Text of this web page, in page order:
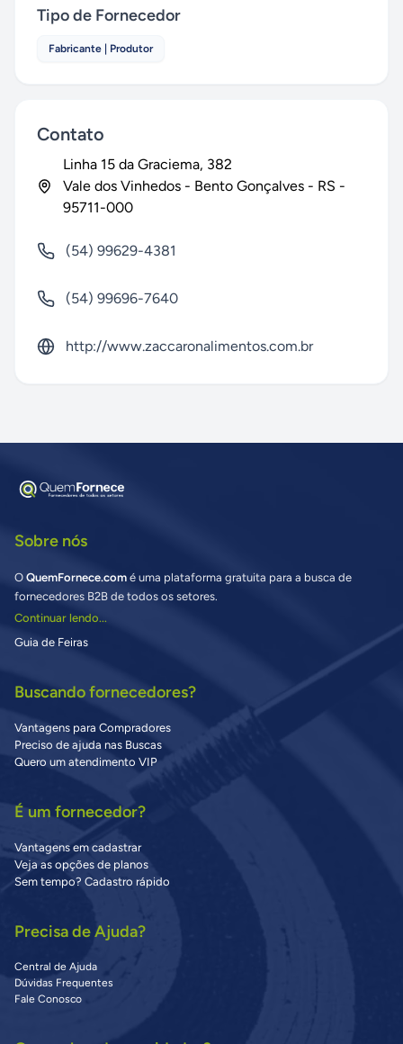
Tipo de Fornecedor
Fabricante | Produtor
Contato
Linha 15 da Graciema, 382
Vale dos Vinhedos - Bento Gonçalves - RS -
95711-000
(54) 99629-4381
(54) 99696-7640
http://www.zaccaronalimentos.com.br
Sobre nós
O QuemFornece.com é uma plataforma gratuita para a busca de
fornecedores B2B de todos os setores.
Continuar lendo...
Guia de Feiras
Buscando fornecedores?
Vantagens para Compradores
Preciso de ajuda nas Buscas
Quero um atendimento VIP
É um fornecedor?
Vantagens em cadastrar
Veja as opções de planos
Sem tempo? Cadastro rápido
Precisa de Ajuda?
Central de Ajuda
Dúvidas Frequentes
Fale Conosco